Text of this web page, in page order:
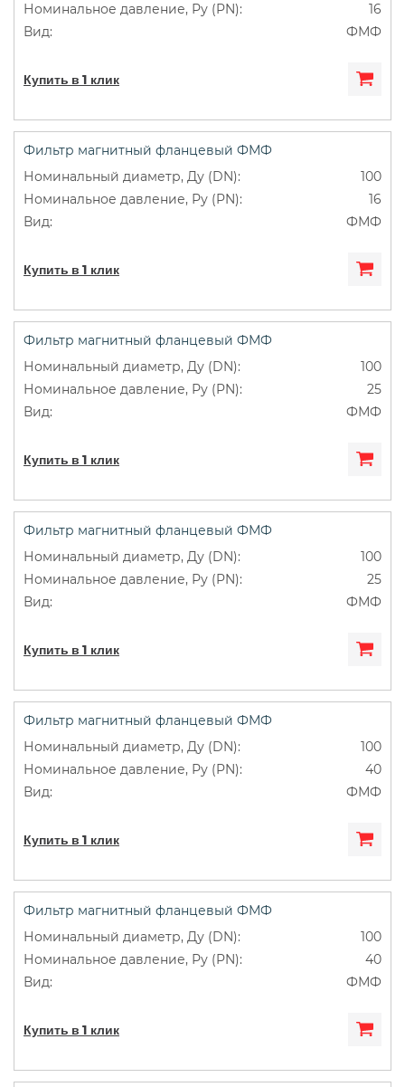
16
ФМФ
Купить в 1 клик
Фильтр магнитный фланцевый ФМФ
100
16
ФМФ
Купить в 1 клик
Фильтр магнитный фланцевый ФМФ
100
25
ФМФ
Купить в 1 клик
Фильтр магнитный фланцевый ФМФ
100
25
ФМФ
Купить в 1 клик
Фильтр магнитный фланцевый ФМФ
100
40
ФМФ
Купить в 1 клик
Фильтр магнитный фланцевый ФМФ
100
40
ФМФ
Купить в 1 клик